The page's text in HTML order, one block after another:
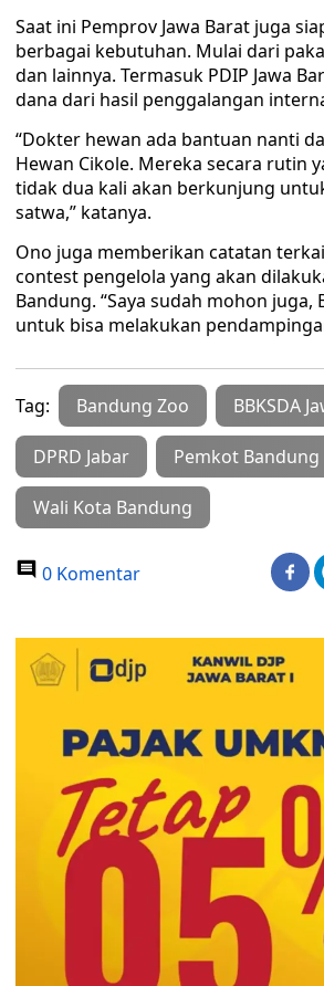
Saat ini Pemprov Jawa Barat juga
berbagai kebutuhan. Mulai dari
dan lainnya. Termasuk PDIP Jawa
dana dari hasil penggalangan
“Dokter hewan ada bantuan nanti
Hewan Cikole. Mereka secara rutin
tidak dua kali akan berkunjung
satwa,” katanya.
Ono juga memberikan catatan
contest pengelola yang akan
Bandung. “Saya sudah mohon juga,
untuk bisa melakukan
Tag: Bandung Zoo BBKSDA
DPRD Jabar Pemkot Bandung
Wali Kota Bandung
0 Komentar